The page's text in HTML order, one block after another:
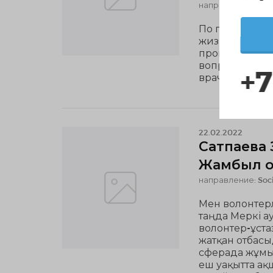
направление:
По
жизни
пропавших. Но
вопрос. Кому-
врачом. А
22.02.2022
Жамбыл
направление:
Мен
таңда Меркі
волонтер-
жатқан
сферада
еш уақытта